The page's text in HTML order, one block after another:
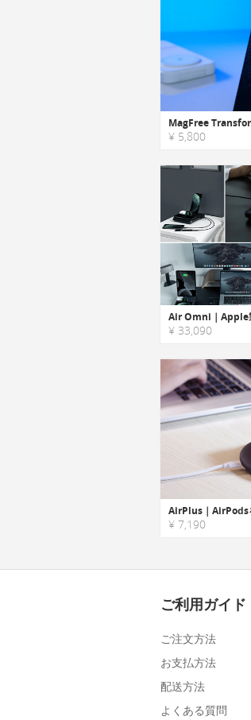
¥ 5,800
¥ 33,090
¥ 7,190
ご利用ガイド
ご注文方法
お支払方法
配送方法
よくある質問